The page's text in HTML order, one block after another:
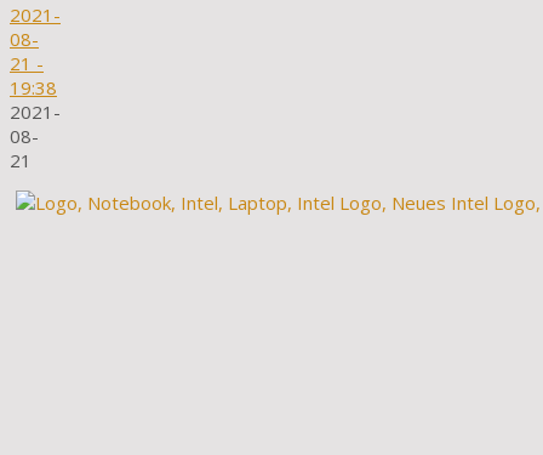
2021-
08-
21 -
19:38
2021-
08-
21